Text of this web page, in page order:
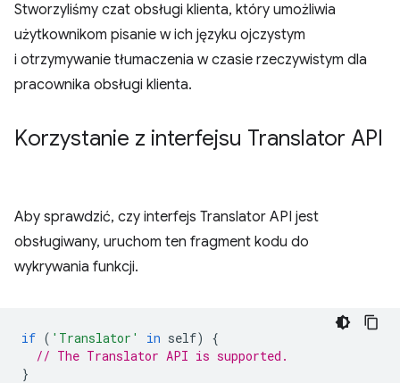
Stworzyliśmy czat obsługi klienta, który umożliwia
użytkownikom pisanie w ich języku ojczystym
i otrzymywanie tłumaczenia w czasie rzeczywistym dla
pracownika obsługi klienta.
Korzystanie z interfejsu Translator API
Aby sprawdzić, czy interfejs Translator API jest
obsługiwany, uruchom ten fragment kodu do
wykrywania funkcji.
if ( 'Translator' in self)
{
// The Translator API is supported.
}